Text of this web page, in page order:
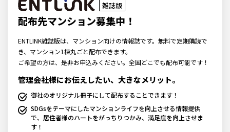
雑誌版
配布先マンション募集中！
ENTLINK雑誌版は、マンション向けの情報誌です。無料で定期購読で
き、マンション1棟丸ごと配布できます。
ご希望の方は、是非お申込みください。全国どこでも配布可能です！
管理会社様にお伝えしたい、大きなメリット。
御社のオリジナル冊子にして配布することできます！
SDGsをテーマにしたマンションライフを向上させる情報提供
で、居住者様のハートをがっちりつかみ、満足度を向上させま
す！